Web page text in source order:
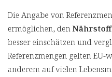
Die Angabe von
ermöglichen, den
besser einschätzen und
Referenzmengen gelten
anderem auf vielen